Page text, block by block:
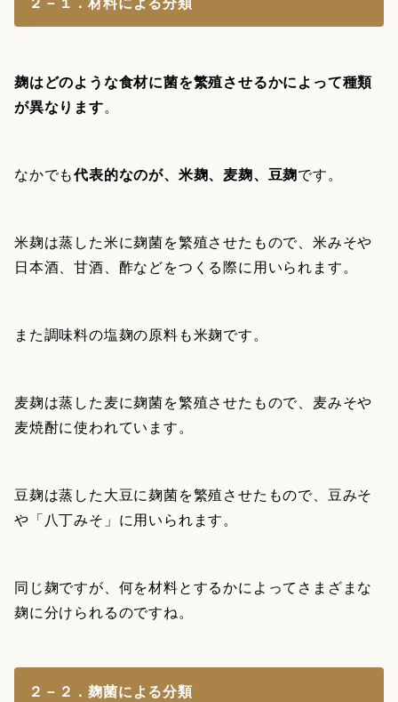
麹はどのような食材に菌を繁殖させるかによって種類
が異なります。
なかでも代表的なのが、米麹、麦麹、豆麹です。
米麹は蒸した米に麹菌を繁殖させたもので、米みそや
日本酒、甘酒、酢などをつくる際に用いられます。
また調味料の塩麹の原料も米麹です。
麦麹は蒸した麦に麹菌を繁殖させたもので、麦みそや
麦焼酎に使われています。
豆麹は蒸した大豆に麹菌を繁殖させたもので、豆みそ
や「八丁みそ」に用いられます。
同じ麹ですが、何を材料とするかによってさまざまな
麹に分けられるのですね。
２－２．麹菌による分類